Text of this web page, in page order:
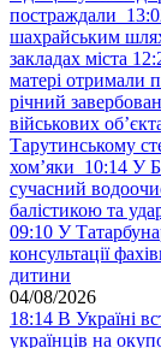
постраждали
шахрайським
закладах міста
матері отримали
річний
військових
Тарутинському
хом’яки 10:14 У
сучасний
балістикою та
09:10 У
консультації
дитини
04/08/2026
18:14 В Україні
українців на